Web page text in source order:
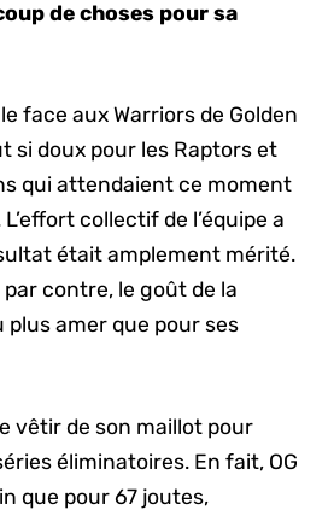
de choses pour sa
face aux Warriors de Golden
si doux pour les Raptors et
qui attendaient ce moment
collectif de l’équipe a
était amplement mérité.
par contre, le goût de la
amer que pour ses
vêtir de son maillot pour
éliminatoires. En fait, OG
que pour 67 joutes,